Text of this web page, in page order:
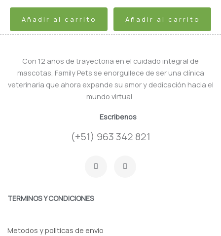
Añadir al carrito Añadir al carrito
Con 12 años de trayectoria en el cuidado integral de
mascotas, Family Pets se enorgullece de ser una clínica
veterinaria que ahora expande su amor y dedicación hacia el
mundo virtual.
Escribenos
(+51) 963 342 821
a n
TERMINOS Y CONDICIONES
Metodos y politicas de envio